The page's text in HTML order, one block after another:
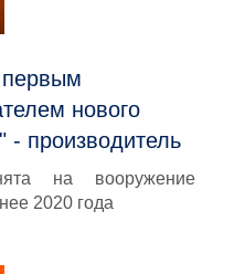
первым
нового
- производитель
на вооружение
2020 года